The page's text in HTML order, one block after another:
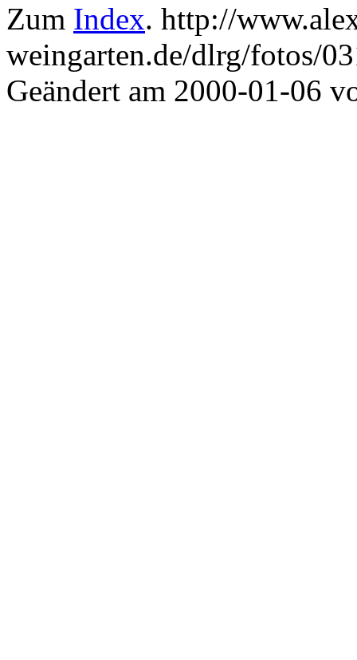
Zum Index. http://
weingarten.de/dlrg/fotos/
Geändert am 2000-01-06